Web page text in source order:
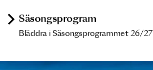
Säsongsprogram
Bläddra i Säsongsprogrammet 26/27